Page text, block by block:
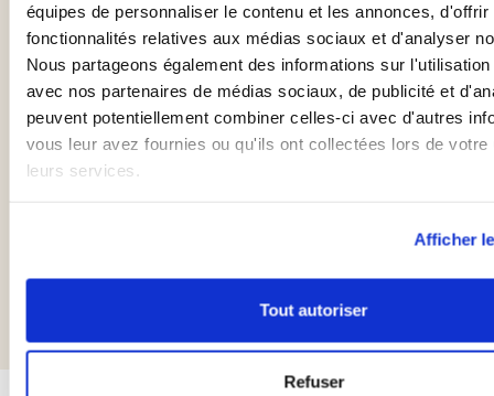
En physique En digital
Sur le site
e-commerce
Sur les réseaux
Découvrir le métier